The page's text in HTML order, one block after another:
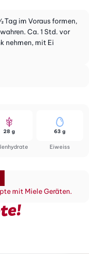
im Voraus formen,
Ca. 1 Std. vor
nehmen, mit Ei
28 g
Eiweiss
63 g
mit Miele Geräten.